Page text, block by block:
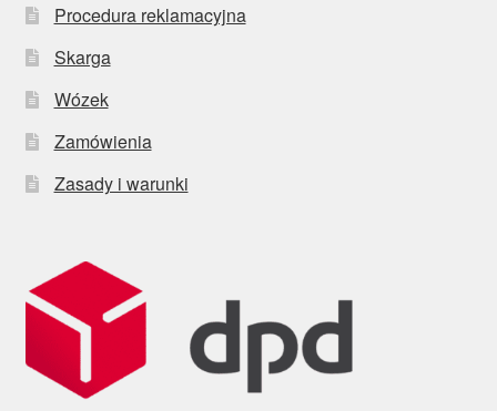
Procedura reklamacyjna
Skarga
Wózek
Zamówienia
Zasady i warunki